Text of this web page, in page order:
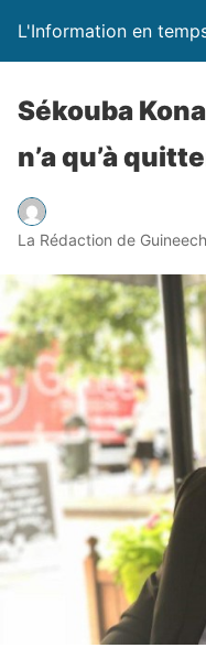
L'Information en
Sékouba
n’a qu’à
La Rédaction de